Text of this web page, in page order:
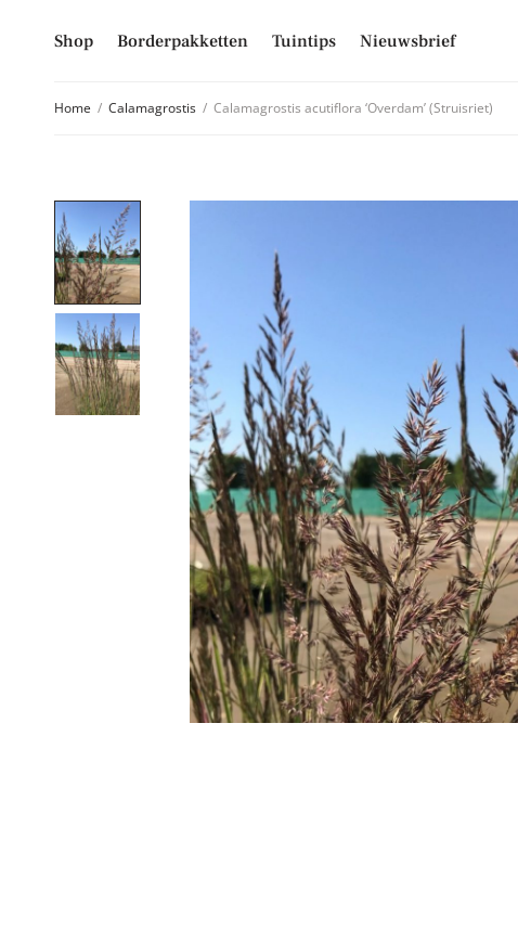
Shop Borderpakketten Tuintips Nieuwsbrief
Home / Calamagrostis / Calamagrostis acutiflora ‘Overdam’ (Struisriet)
Mis niet langer de
hoogte van alle
Inschrijven